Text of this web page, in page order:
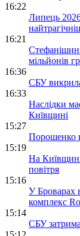
16:22
Липець
16:21
мільйонів
16:36
СБУ
16:33
Наслідки
Київщині
15:27
Порошенко
15:19
На
повітря
15:16
У Броварах
комплекс
15:14
СБУ